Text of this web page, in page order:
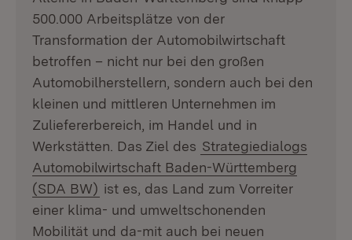
500.000 Arbeitsplätze von der
Transformation der Automobilwirtschaft
betroffen – nicht nur bei den großen
Automobilherstellern, sondern auch bei den
kleinen und mittleren Unternehmen im
Zuliefererbereich, im Handel und in
Werkstätten. Das Ziel des Strategiedialogs
Automobilwirtschaft Baden-Württemberg
(SDA BW) ist es, das Land zum Vorreiter
einer klima- und umweltschonenden
Mobilität und da-mit auch bei neuen